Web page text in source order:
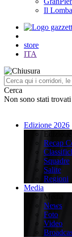
Il
store
ITA
Cerca
Non sono stati
Edizione 2026
Edizione
Recap
Squadre
Salite
Regioni
Media
Media
News
Foto
Video